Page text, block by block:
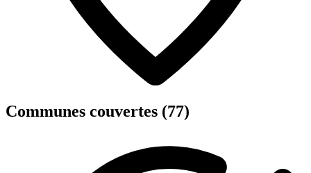
Communes couvertes (77)